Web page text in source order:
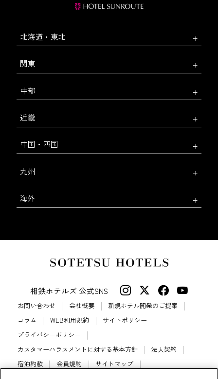
北海道・東北
関東
中部
近畿
中国・四国
九州
海外
相鉄ホテルズ 公式SNS
お問い合わせ 会社概要
新規ホテル開発のご提案
コラム
WEB利用規約
サイトポリシー
プライバシーポリシー
カスタマーハラスメントに対する基本方針
法人契約
宿泊約款
会員規約
サイトマップ